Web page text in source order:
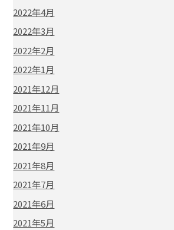
2022年4月
2022年3月
2022年2月
2022年1月
2021年12月
2021年11月
2021年10月
2021年9月
2021年8月
2021年7月
2021年6月
2021年5月